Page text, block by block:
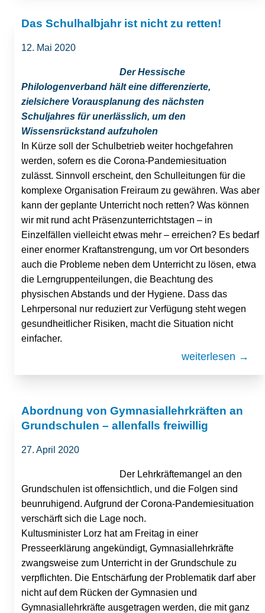
Das Schulhalbjahr ist nicht zu retten!
12. Mai 2020
Der Hessische
Philologenverband hält eine differenzierte,
zielsichere Vorausplanung des nächsten
Schuljahres für unerlässlich, um den
Wissensrückstand aufzuholen
In Kürze soll der Schulbetrieb weiter hochgefahren
werden, sofern es die Corona-Pandemiesituation
zulässt. Sinnvoll erscheint, den Schulleitungen für die
komplexe Organisation Freiraum zu gewähren. Was aber
kann der geplante Unterricht noch retten? Was können
wir mit rund acht Präsenzunterrichtstagen – in
Einzelfällen vielleicht etwas mehr – erreichen? Es bedarf
einer enormer Kraftanstrengung, um vor Ort besonders
auch die Probleme neben dem Unterricht zu lösen, etwa
die Lerngruppenteilungen, die Beachtung des
physischen Abstands und der Hygiene. Dass das
Lehrpersonal nur reduziert zur Verfügung steht wegen
gesundheitlicher Risiken, macht die Situation nicht
einfacher.
weiterlesen →
Abordnung von Gymnasiallehrkräften an
Grundschulen – allenfalls freiwillig
27. April 2020
Der Lehrkräftemangel an den
Grundschulen ist offensichtlich, und die Folgen sind
beunruhigend. Aufgrund der Corona-Pandemiesituation
verschärft sich die Lage noch.
Kultusminister Lorz hat am Freitag in einer
Presseerklärung angekündigt, Gymnasiallehrkräfte
zwangsweise zum Unterricht in der Grundschule zu
verpflichten. Die Entschärfung der Problematik darf aber
nicht auf dem Rücken der Gymnasien und
Gymnasiallehrkräfte ausgetragen werden, die mit ganz